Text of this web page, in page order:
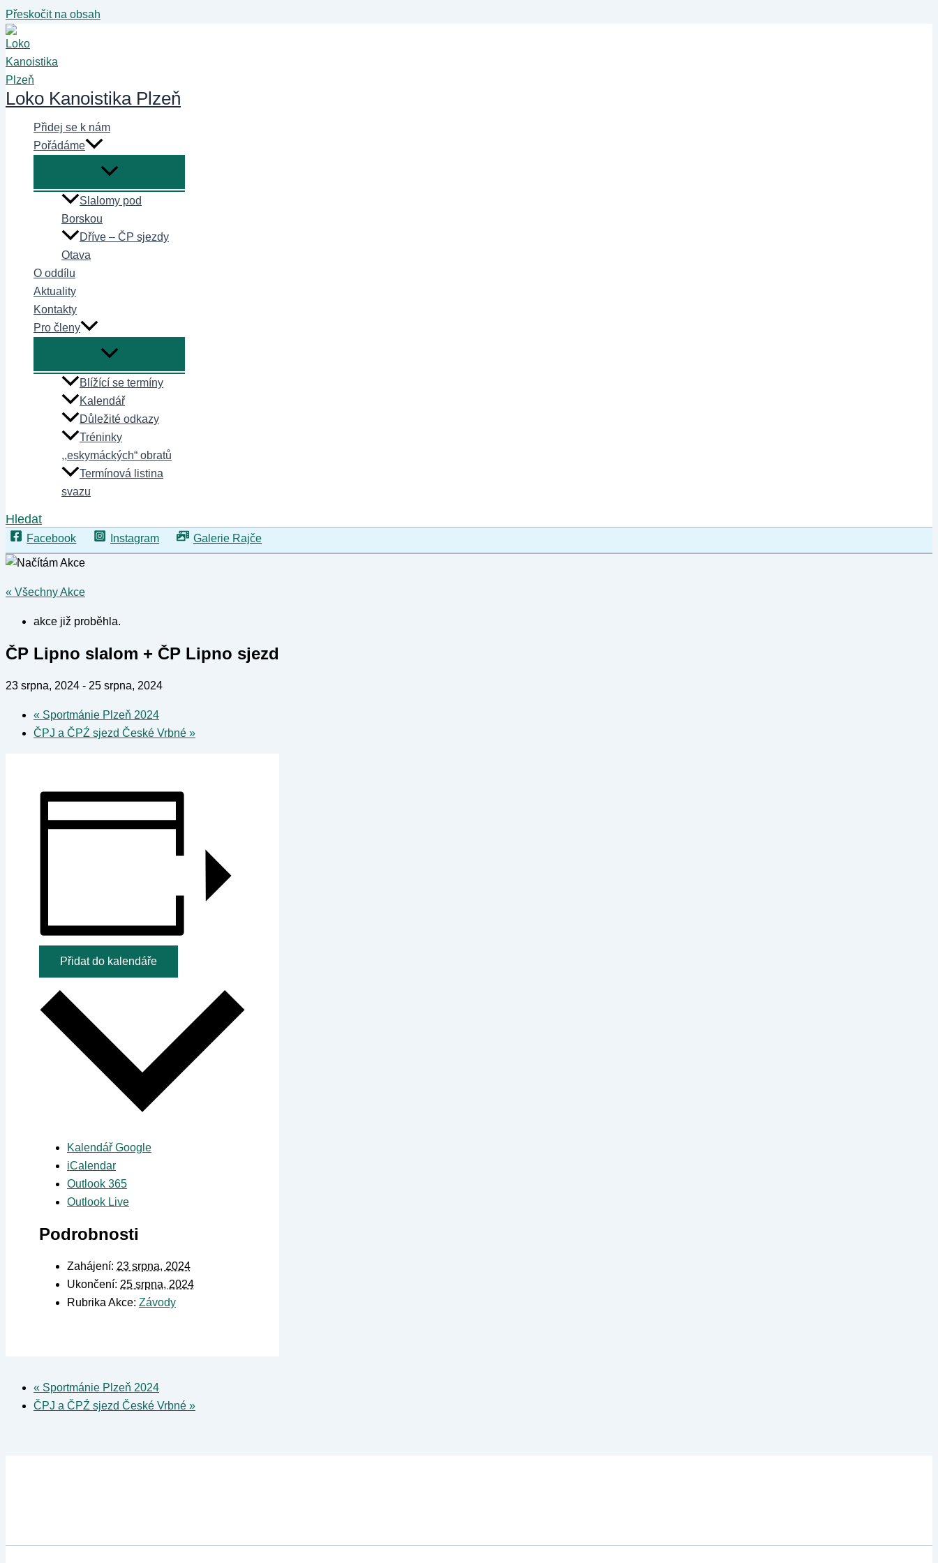
Přeskočit na obsah
Loko Kanoistika Plzeň
Přidej se k nám
Pořádáme
Slalomy pod
Borskou
Dříve – ČP sjezdy
Otava
O oddílu
Aktuality
Kontakty
Pro členy
Blížící se termíny
Kalendář
Důležité odkazy
Tréninky
,,eskymáckých“ obratů
Termínová listina
svazu
Hledat
Facebook Instagram Galerie Rajče
« Všechny Akce
akce již proběhla.
ČP Lipno slalom + ČP Lipno sjezd
23 srpna, 2024 - 25 srpna, 2024
« Sportmánie Plzeň 2024
ČPJ a ČPŹ sjezd České Vrbné »
Přidat do kalendáře
Kalendář Google
iCalendar
Outlook 365
Outlook Live
Podrobnosti
Zahájení: 23 srpna, 2024
Ukončení: 25 srpna, 2024
Rubrika Akce: Závody
« Sportmánie Plzeň 2024
ČPJ a ČPŹ sjezd České Vrbné »